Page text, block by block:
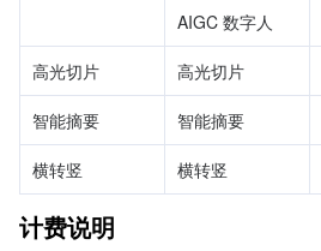
AIGC 数字人
高光切片 高光切片
智能摘要 智能摘要
横转竖 横转竖
计费说明